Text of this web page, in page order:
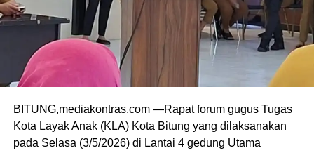
BITUNG,mediakontras.com —Rapat forum gugus Tugas
Kota Layak Anak (KLA) Kota Bitung yang dilaksanakan
pada Selasa (3/5/2026) di Lantai 4 gedung Utama